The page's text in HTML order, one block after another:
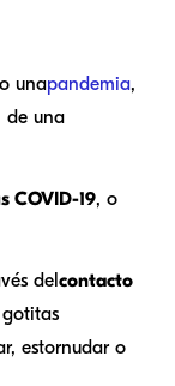
unapandemia,
de una
COVID-19, o
del contacto
estornudar o